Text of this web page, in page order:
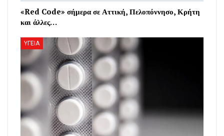
«Red Code» σήμερα σε Αττική, Πελοπόννησο, Κρήτη
και άλλες…
ΥΓΕΙΑ